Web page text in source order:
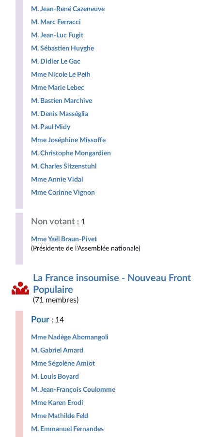
M. Jean-René Cazeneuve
M. Marc Ferracci
M. Jean-Luc Fugit
M. Sébastien Huyghe
M. Didier Le Gac
Mme Nicole Le Peih
Mme Marie Lebec
M. Bastien Marchive
M. Denis Masséglia
M. Paul Midy
Mme Joséphine Missoffe
M. Christophe Mongardien
M. Charles Sitzenstuhl
Mme Annie Vidal
Mme Corinne Vignon
Non votant : 1
Mme Yaël Braun-Pivet
(Présidente de l'Assemblée nationale)
La France insoumise - Nouveau Front
Populaire
(71 membres)
Pour : 14
Mme Nadège Abomangoli
M. Gabriel Amard
Mme Ségolène Amiot
M. Louis Boyard
M. Jean-François Coulomme
Mme Karen Erodi
Mme Mathilde Feld
M. Emmanuel Fernandes